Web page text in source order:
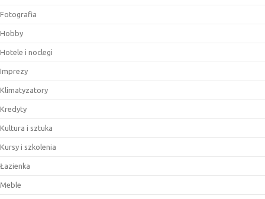
Fotografia
Hobby
Hotele i noclegi
Imprezy
Klimatyzatory
Kredyty
Kultura i sztuka
Kursy i szkolenia
Łazienka
Meble